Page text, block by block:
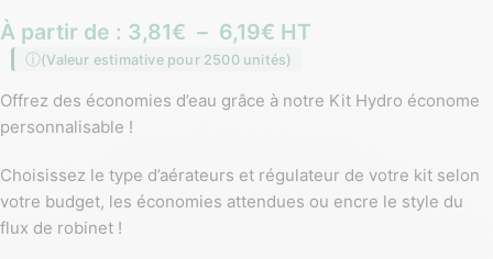
À partir de : 3,81€ – 6,19€ HT
(Valeur estimative pour 2500 unités)
Offrez des économies d’eau grâce à notre Kit Hydro économe
personnalisable !
Choisissez le type d’aérateurs et régulateur de votre kit selon
votre budget, les économies attendues ou encre le style du
flux de robinet !